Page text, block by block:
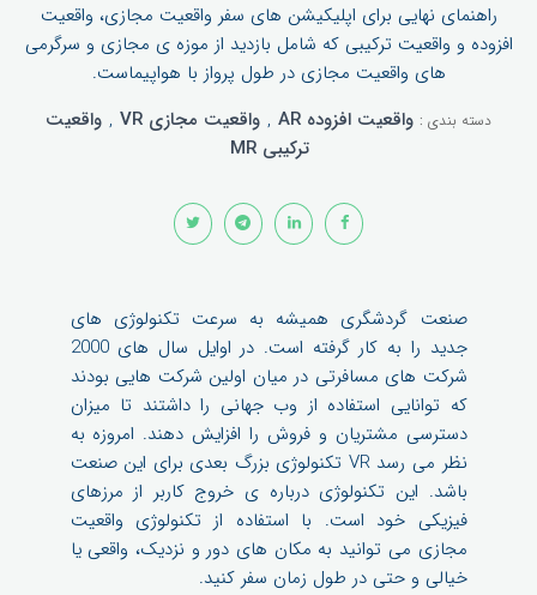
راهنمای نهایی برای اپلیکیشن های سفر واقعیت مجازی، واقعیت
افزوده و واقعیت ترکیبی که شامل بازدید از موزه ی مجازی و سرگرمی
های واقعیت مجازی در طول پرواز با هواپیماست.
دسته بندی : واقعیت افزوده AR , واقعیت مجازی VR , واقعیت
ترکیبی MR
صنعت گردشگری همیشه به سرعت تکنولوژی های
جدید را به کار گرفته است. در اوایل سال های 2000
شرکت های مسافرتی در میان اولین شرکت هایی بودند
که توانایی استفاده از وب جهانی را داشتند تا میزان
دسترسی مشتریان و فروش را افزایش دهند. امروزه به
نظر می رسد VR تکنولوژی بزرگ بعدی برای این صنعت
باشد. این تکنولوژی درباره ی خروج کاربر از مرزهای
فیزیکی خود است. با استفاده از تکنولوژی واقعیت
مجازی می توانید به مکان های دور و نزدیک، واقعی یا
خیالی و حتی در طول زمان سفر کنید.